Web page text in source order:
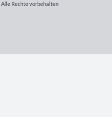
Rechte vorbehalten